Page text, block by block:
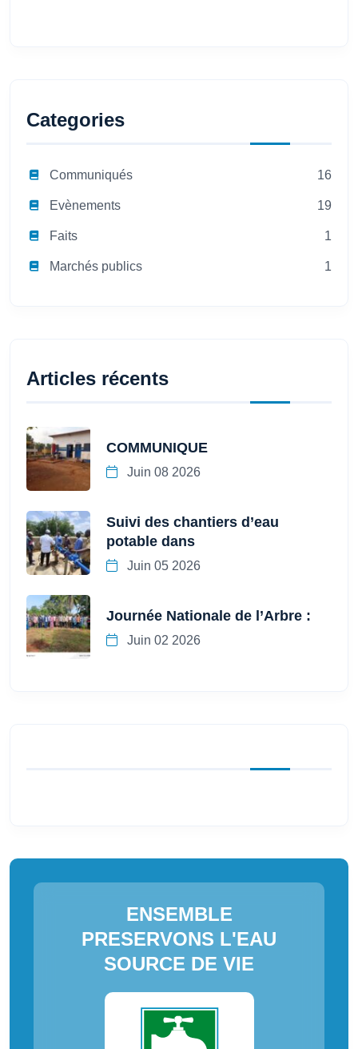
Categories
Communiqués 16
Evènements 19
Faits 1
Marchés publics 1
Articles récents
COMMUNIQUE
Juin 08 2026
Suivi des chantiers d’eau
potable dans
Juin 05 2026
Journée Nationale de l’Arbre :
Juin 02 2026
ENSEMBLE
PRESERVONS L'EAU
SOURCE DE VIE